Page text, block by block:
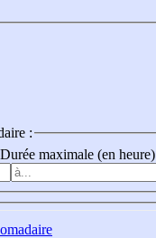
:
Durée maximale (en heure)